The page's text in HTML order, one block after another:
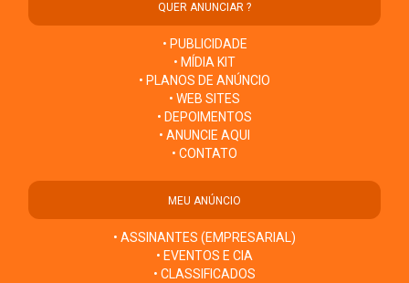
QUER ANUNCIAR ?
• PUBLICIDADE
• MÍDIA KIT
• PLANOS DE ANÚNCIO
• WEB SITES
• DEPOIMENTOS
• ANUNCIE AQUI
• CONTATO
MEU ANÚNCIO
• ASSINANTES (EMPRESARIAL)
• EVENTOS E CIA
• CLASSIFICADOS